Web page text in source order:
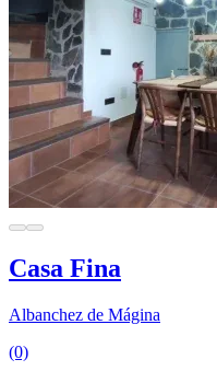
Casa Fina
Albanchez de Mágina
(0)